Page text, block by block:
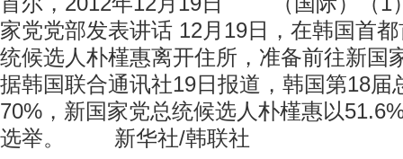
家党党部发表讲话 12月19日，在韩国首
统候选人朴槿惠离开住所，准备前往新国
据韩国联合通讯社19日报道，韩国第18届
70%，新国家党总统候选人朴槿惠以
选举。 新华社/韩联社